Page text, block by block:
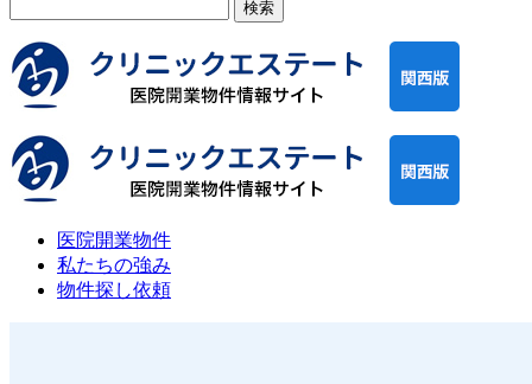
医院開業物件
私たちの強み
物件探し依頼